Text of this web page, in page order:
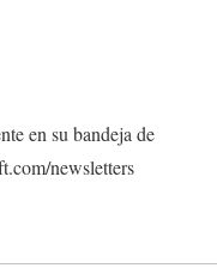
en su bandeja de
newsletters